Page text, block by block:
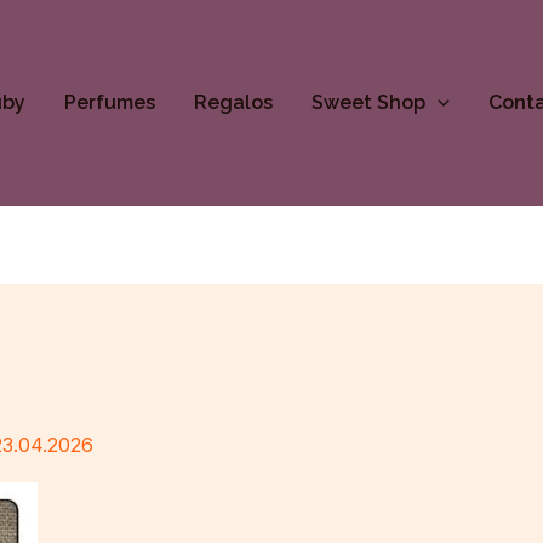
Perfumes Regalos Sweet Shop